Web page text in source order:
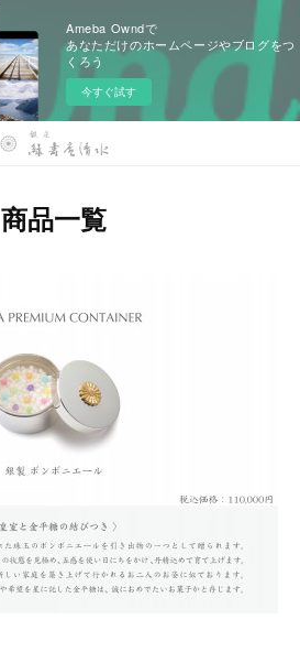
Ameba Owndで
あなただけのホームページやブログをつ
くろう
今すぐ試す
商品一覧